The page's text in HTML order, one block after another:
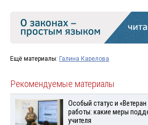
Ещё материалы: Галина Карелова
Рекомендуемые материалы
Особый статус и «Ветеран
работы: какие меры
учителя